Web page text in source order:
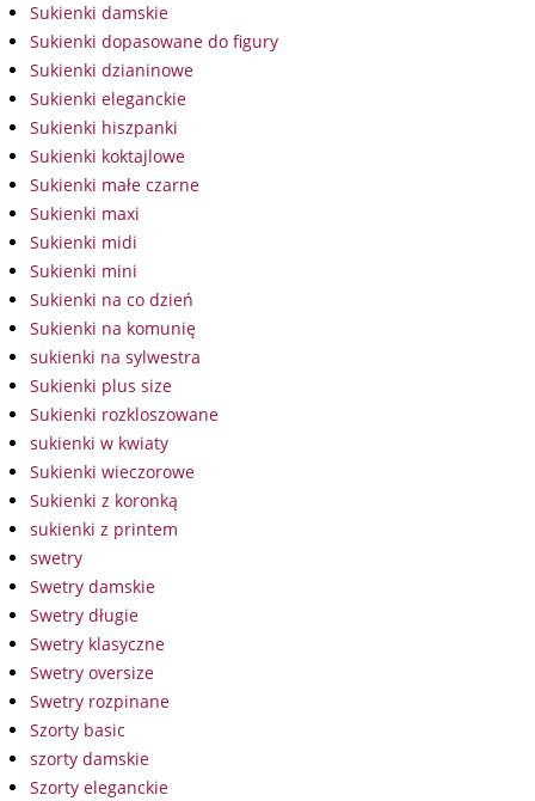
Sukienki damskie
Sukienki dopasowane do figury
Sukienki dzianinowe
Sukienki eleganckie
Sukienki hiszpanki
Sukienki koktajlowe
Sukienki małe czarne
Sukienki maxi
Sukienki midi
Sukienki mini
Sukienki na co dzień
Sukienki na komunię
sukienki na sylwestra
Sukienki plus size
Sukienki rozkloszowane
sukienki w kwiaty
Sukienki wieczorowe
Sukienki z koronką
sukienki z printem
swetry
Swetry damskie
Swetry długie
Swetry klasyczne
Swetry oversize
Swetry rozpinane
Szorty basic
szorty damskie
Szorty eleganckie